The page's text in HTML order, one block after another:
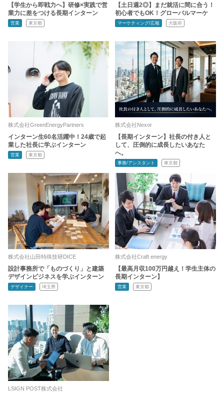
【学生から即戦力へ】研修×実践で営
業力に差をつける長期インターン
営業 東京都
【土日週2◎】まだ就活に間に合う！
初心者でもOK！グローバルマーケ
マーケティング/広報 大阪府
株式会社GreenEnergyPartners
インターン生60名活躍中！24歳で起
業した社長に学ぶインターン
営業 東京都
株式会社Nexor
【長期インターン】社長の付き人と
して、圧倒的に成長したいあなた
へ。
事務/アシスタント 東京都
株式会社山田特殊技研DICE
設計事務所で「ものづくり」と建築
デザインビジネスを学ぶインターン
デザイナー 埼玉県
株式会社Craft energy
【最高月収100万円越え！学生主体の
長期インターン】
営業 東京都
LSIGN POST株式会社